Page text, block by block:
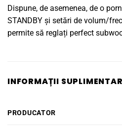
Dispune, de asemenea, de o
STANDBY și setări de volum/
permite să reglați perfect
INFORMAȚII
PRODUCATOR